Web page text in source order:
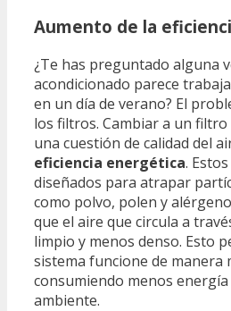
Aumento de la
¿Te has preguntado alguna
acondicionado parece
en un día de verano? El
los filtros. Cambiar a un filtro
una cuestión de calidad del
eficiencia energética.
diseñados para atrapar
como polvo, polen y
que el aire que circula a
limpio y menos denso. Esto
sistema funcione de manera
consumiendo menos
ambiente.